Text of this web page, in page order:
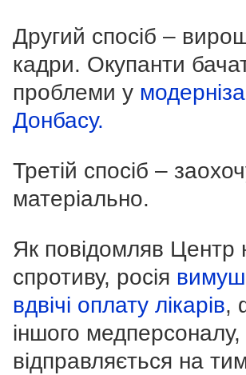
Другий спосіб –
кадри. Окупанти
проблеми у
Донбасу.
Третій спосіб –
матеріально.
Як повідомляв Центр
спротиву, росія
вдвічі оплату лікарів,
іншого медперсоналу,
відправляється на